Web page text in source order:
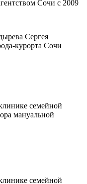
Сочи с 2009
Сергея
курорта Сочи
семейной
мануальной
семейной